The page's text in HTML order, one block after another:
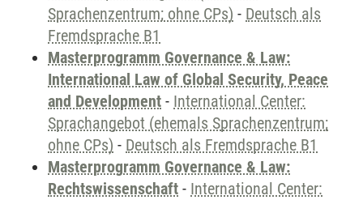
Sprachenzentrum; ohne CPs) - Deutsch als
Fremdsprache B1
Masterprogramm Governance & Law:
International Law of Global Security, Peace
and Development - International Center:
Sprachangebot (ehemals Sprachenzentrum;
ohne CPs) - Deutsch als Fremdsprache B1
Masterprogramm Governance & Law:
Rechtswissenschaft - International Center: